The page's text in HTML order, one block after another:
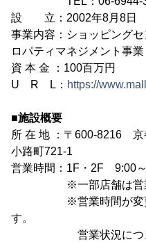
設 立：2002年8月8日
事業内容：ショッピング
ロパティマネジメント事業
資 本 金 ：100百万円
U R L： https://
■施設概要
所 在 地 ：〒600-8216 京
小路町721-1
営業時間：1F・2F 9:00
※一部店舗は営業時
※営業時間が変更と
す。
営業状況につきま